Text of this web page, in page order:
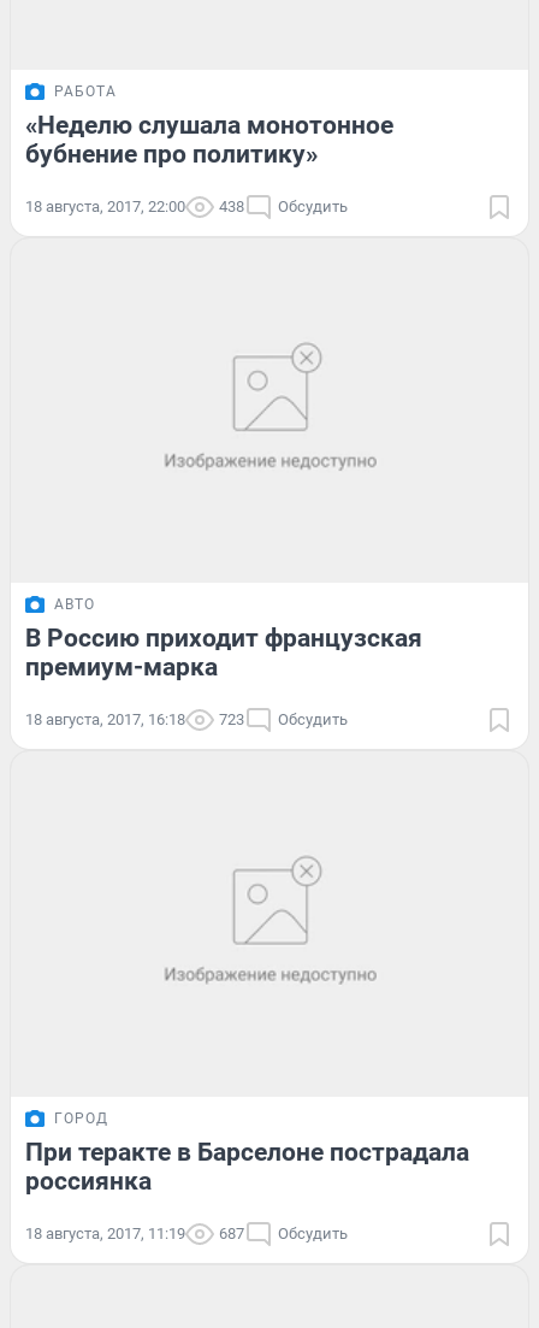
РАБОТА
«Неделю слушала монотонное
бубнение про политику»
18 августа, 2017, 22:00 438 Обсудить
АВТО
В Россию приходит французская
премиум-марка
18 августа, 2017, 16:18 723 Обсудить
ГОРОД
При теракте в Барселоне пострадала
россиянка
18 августа, 2017, 11:19 687 Обсудить